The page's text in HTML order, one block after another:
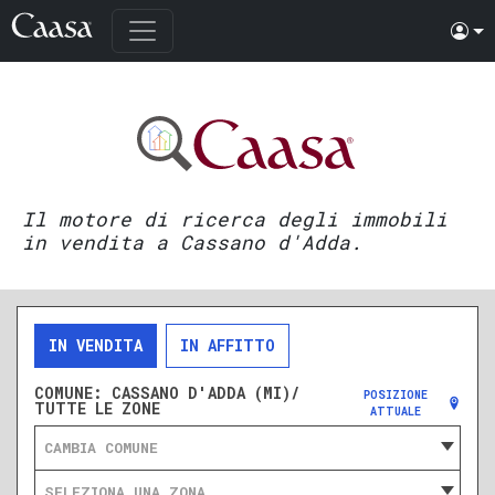
Il motore di ricerca degli immobili
in vendita a Cassano d'Adda.
IN VENDITA IN AFFITTO
COMUNE: CASSANO D'ADDA (MI)/
TUTTE LE ZONE
POSIZIONE
ATTUALE
CAMBIA COMUNE